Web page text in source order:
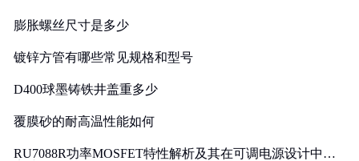
膨胀螺丝尺寸是多少
镀锌方管有哪些常见规格和型号
D400球墨铸铁井盖重多少
覆膜砂的耐高温性能如何
RU7088R功率MOSFET特性解析及其在可调电源设计中的